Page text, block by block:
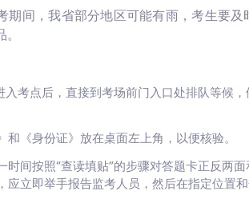
期间，我省部分地区可能有雨，考生要
入考点后，直接到考场前门入口处排队等候
和《身份证》放在桌面左上角，以便核验。
时间按照“查读填贴”的步骤对答题卡正反两
应立即举手报告监考人员，然后在指定位置